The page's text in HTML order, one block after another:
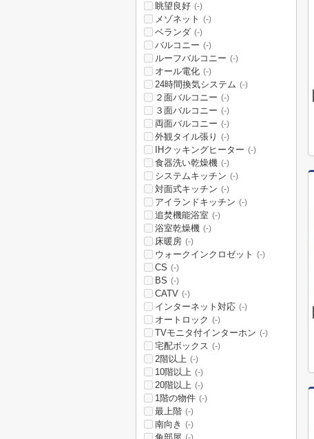
眺望良好 (-)
メゾネット (-)
ベランダ (-)
バルコニー (-)
ルーフバルコニー (-)
オール電化 (-)
24時間換気システム (-)
２面バルコニー (-)
３面バルコニー (-)
両面バルコニー (-)
外観タイル張り (-)
IHクッキングヒーター (-)
食器洗い乾燥機 (-)
システムキッチン (-)
対面式キッチン (-)
アイランドキッチン (-)
追焚機能浴室 (-)
浴室乾燥機 (-)
床暖房 (-)
ウォークインクロゼット (-)
CS (-)
BS (-)
CATV (-)
インターネット対応 (-)
オートロック (-)
TVモニタ付インターホン (-)
宅配ボックス (-)
2階以上 (-)
10階以上 (-)
20階以上 (-)
1階の物件 (-)
最上階 (-)
南向き (-)